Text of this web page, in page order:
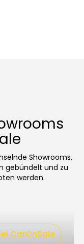
Showrooms,
gebündelt und zu
werden.
CarOnSale